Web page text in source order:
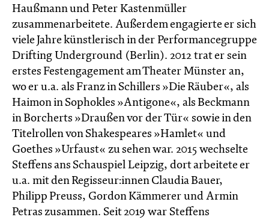
Haußmann und Peter Kastenmüller
zusammenarbeitete. Außerdem engagierte er sich
viele Jahre künstlerisch in der Performancegruppe
Drifting Underground (Berlin). 2012 trat er sein
erstes Festengagement am Theater Münster an,
wo er u.a. als Franz in Schillers »Die Räuber«, als
Haimon in Sophokles »Antigone«, als Beckmann
in Borcherts »Draußen vor der Tür« sowie in den
Titelrollen von Shakespeares »Hamlet« und
Goethes »Urfaust« zu sehen war. 2015 wechselte
Steffens ans Schauspiel Leipzig, dort arbeitete er
u.a. mit den Regisseur:innen Claudia Bauer,
Philipp Preuss, Gordon Kämmerer und Armin
Petras zusammen. Seit 2019 war Steffens